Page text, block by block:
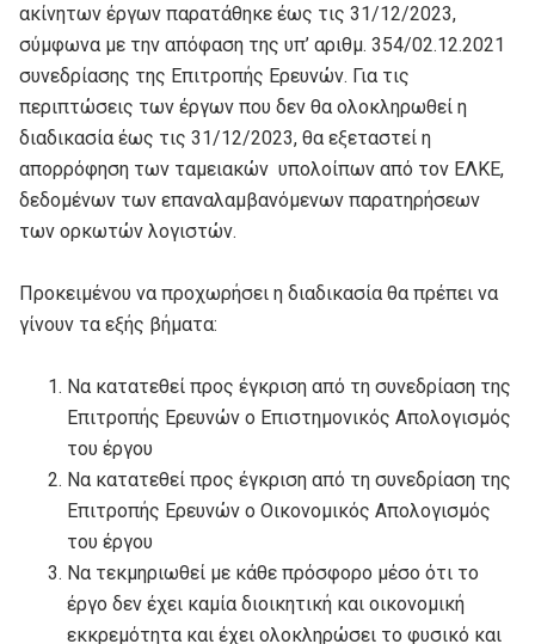
ακίνητων έργων παρατάθηκε έως τις 31/12/2023,
σύμφωνα με την απόφαση της υπ’ αριθμ. 354/02.12.2021
συνεδρίασης της Επιτροπής Ερευνών. Για τις
περιπτώσεις των έργων που δεν θα ολοκληρωθεί η
διαδικασία έως τις 31/12/2023, θα εξεταστεί η
απορρόφηση των ταμειακών υπολοίπων από τον ΕΛΚΕ,
δεδομένων των επαναλαμβανόμενων παρατηρήσεων
των ορκωτών λογιστών.
Προκειμένου να προχωρήσει η διαδικασία θα πρέπει να
γίνουν τα εξής βήματα:
Να κατατεθεί προς έγκριση από τη συνεδρίαση της
Επιτροπής Ερευνών ο Επιστημονικός Απολογισμός
του έργου
Να κατατεθεί προς έγκριση από τη συνεδρίαση της
Επιτροπής Ερευνών ο Οικονομικός Απολογισμός
του έργου
Να τεκμηριωθεί με κάθε πρόσφορο μέσο ότι το
έργο δεν έχει καμία διοικητική και οικονομική
εκκρεμότητα και έχει ολοκληρώσει το φυσικό και